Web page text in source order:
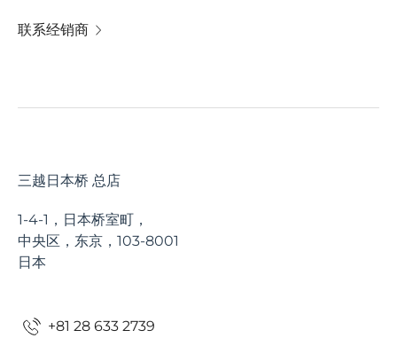
联系经销商
三越日本桥 总店
1-4-1，日本桥室町，
中央区，东京，103-8001
日本
+81 28 633 2739